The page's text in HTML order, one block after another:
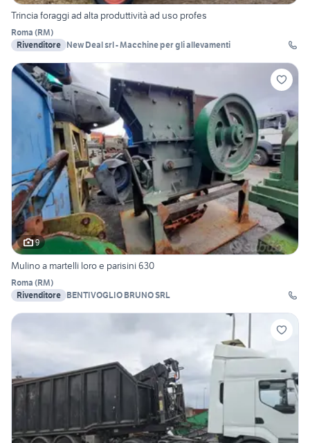
Trincia foraggi ad alta produttività ad uso profes
Roma (RM)
Rivenditore New Deal srl - Macchine per gli allevamenti
9
Mulino a martelli loro e parisini 630
Roma (RM)
Rivenditore BENTIVOGLIO BRUNO SRL